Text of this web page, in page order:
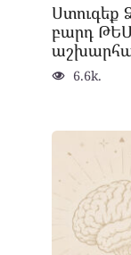
Ստուգեք
բարդ
6.6k.